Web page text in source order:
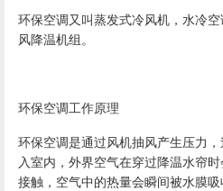
环保空调又叫蒸发式冷风机，水冷
风降温机组。
环保空调工作原理
环保空调是通过风机抽风产生压力
入室内，外界空气在穿过降温水帘
接触，空气中的热量会瞬间被水膜